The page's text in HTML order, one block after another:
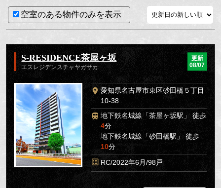
空室のある物件のみを表示
S-RESIDENCE茶屋ヶ坂
エスレジデンスチャヤガサカ
更新
08/07
愛知県名古屋市東区砂田橋５丁目
10-38
地下鉄名城線「茶屋ヶ坂駅」 徒歩
4分
地下鉄名城線「砂田橋駅」 徒歩
10分
RC/2022年6月/98戸